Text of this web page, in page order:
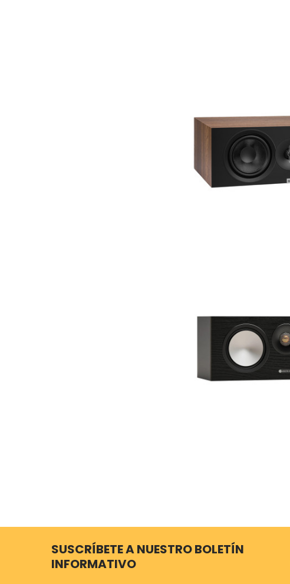
SUSCRÍBETE A NUESTRO BOLETÍN
INFORMATIVO